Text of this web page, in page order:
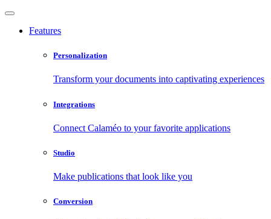
Features
Personalization
Transform your documents into captivating experiences
Integrations
Connect Calaméo to your favorite applications
Studio
Make publications that look like you
Conversion